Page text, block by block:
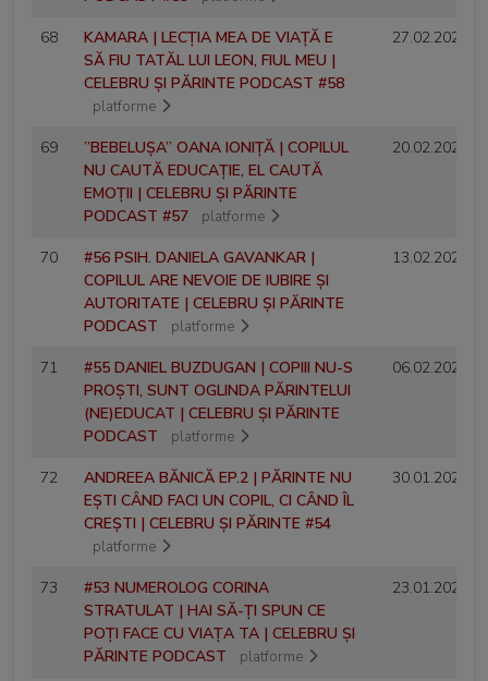
68
KAMARA | LECȚIA MEA DE VIAȚĂ E
SĂ FIU TATĂL LUI LEON, FIUL MEU |
CELEBRU ȘI PĂRINTE PODCAST #58
platforme
27.02.2025
69
”BEBELUȘA” OANA IONIȚĂ | COPILUL
NU CAUTĂ EDUCAȚIE, EL CAUTĂ
EMOȚII | CELEBRU ȘI PĂRINTE
PODCAST #57
platforme
20.02.2025
70
#56 PSIH. DANIELA GAVANKAR |
COPILUL ARE NEVOIE DE IUBIRE ȘI
AUTORITATE | CELEBRU ȘI PĂRINTE
PODCAST
platforme
13.02.2025
71
#55 DANIEL BUZDUGAN | COPIII NU-S
PROȘTI, SUNT OGLINDA PĂRINTELUI
(NE)EDUCAT | CELEBRU ȘI PĂRINTE
PODCAST
platforme
06.02.2025
72
ANDREEA BĂNICĂ EP.2 | PĂRINTE NU
EȘTI CÂND FACI UN COPIL, CI CÂND ÎL
CREȘTI | CELEBRU ȘI PĂRINTE #54
platforme
30.01.2025
73
#53 NUMEROLOG CORINA
STRATULAT | HAI SĂ-ȚI SPUN CE
POȚI FACE CU VIAȚA TA | CELEBRU ȘI
PĂRINTE PODCAST
platforme
23.01.2025